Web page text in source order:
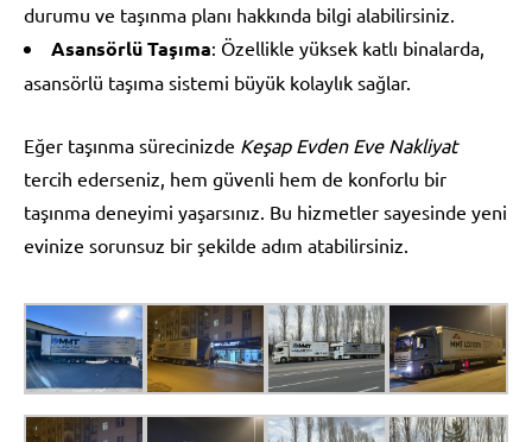
durumu ve taşınma planı hakkında bilgi alabilirsiniz.
Asansörlü Taşıma: Özellikle yüksek katlı binalarda,
asansörlü taşıma sistemi büyük kolaylık sağlar.
Eğer taşınma sürecinizde Keşap Evden Eve Nakliyat
tercih ederseniz, hem güvenli hem de konforlu bir
taşınma deneyimi yaşarsınız. Bu hizmetler sayesinde yeni
evinize sorunsuz bir şekilde adım atabilirsiniz.